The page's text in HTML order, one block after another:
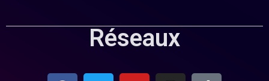
Réseaux